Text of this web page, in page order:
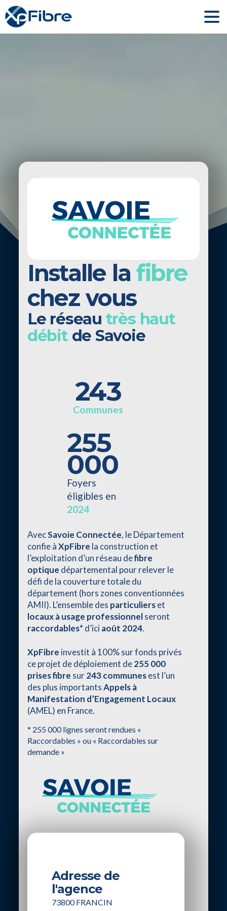
Installe lafibre
chez vous
Le réseau très haut
débitde Savoie
243
Communes
255
000
Foyers
éligibles en
2024
AvecSavoie Connectée, le Département
confie àXpFibre la construction et
l’exploitation d’un réseau defibre
optique départemental pour relever le
défi de la couverture totale du
département (hors zones conventionnées
AMII). L’ensemble des particulierset
locaux à usage professionnelseront
raccordables* d’iciaoût 2024.
XpFibre investit à 100% sur fonds privés
ce projet de déploiement de255 000
prises fibre sur243 communesest l’un
des plus importantsAppels à
Manifestation d’Engagement Locaux
(AMEL) en France.
* 255 000 lignes seront rendues «
Raccordables » ou « Raccordables sur
demande »
Adresse de
l'agence
73800 FRANCIN